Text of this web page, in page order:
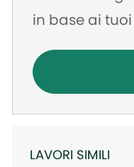
in base ai tuoi
LAVORI SIMILI